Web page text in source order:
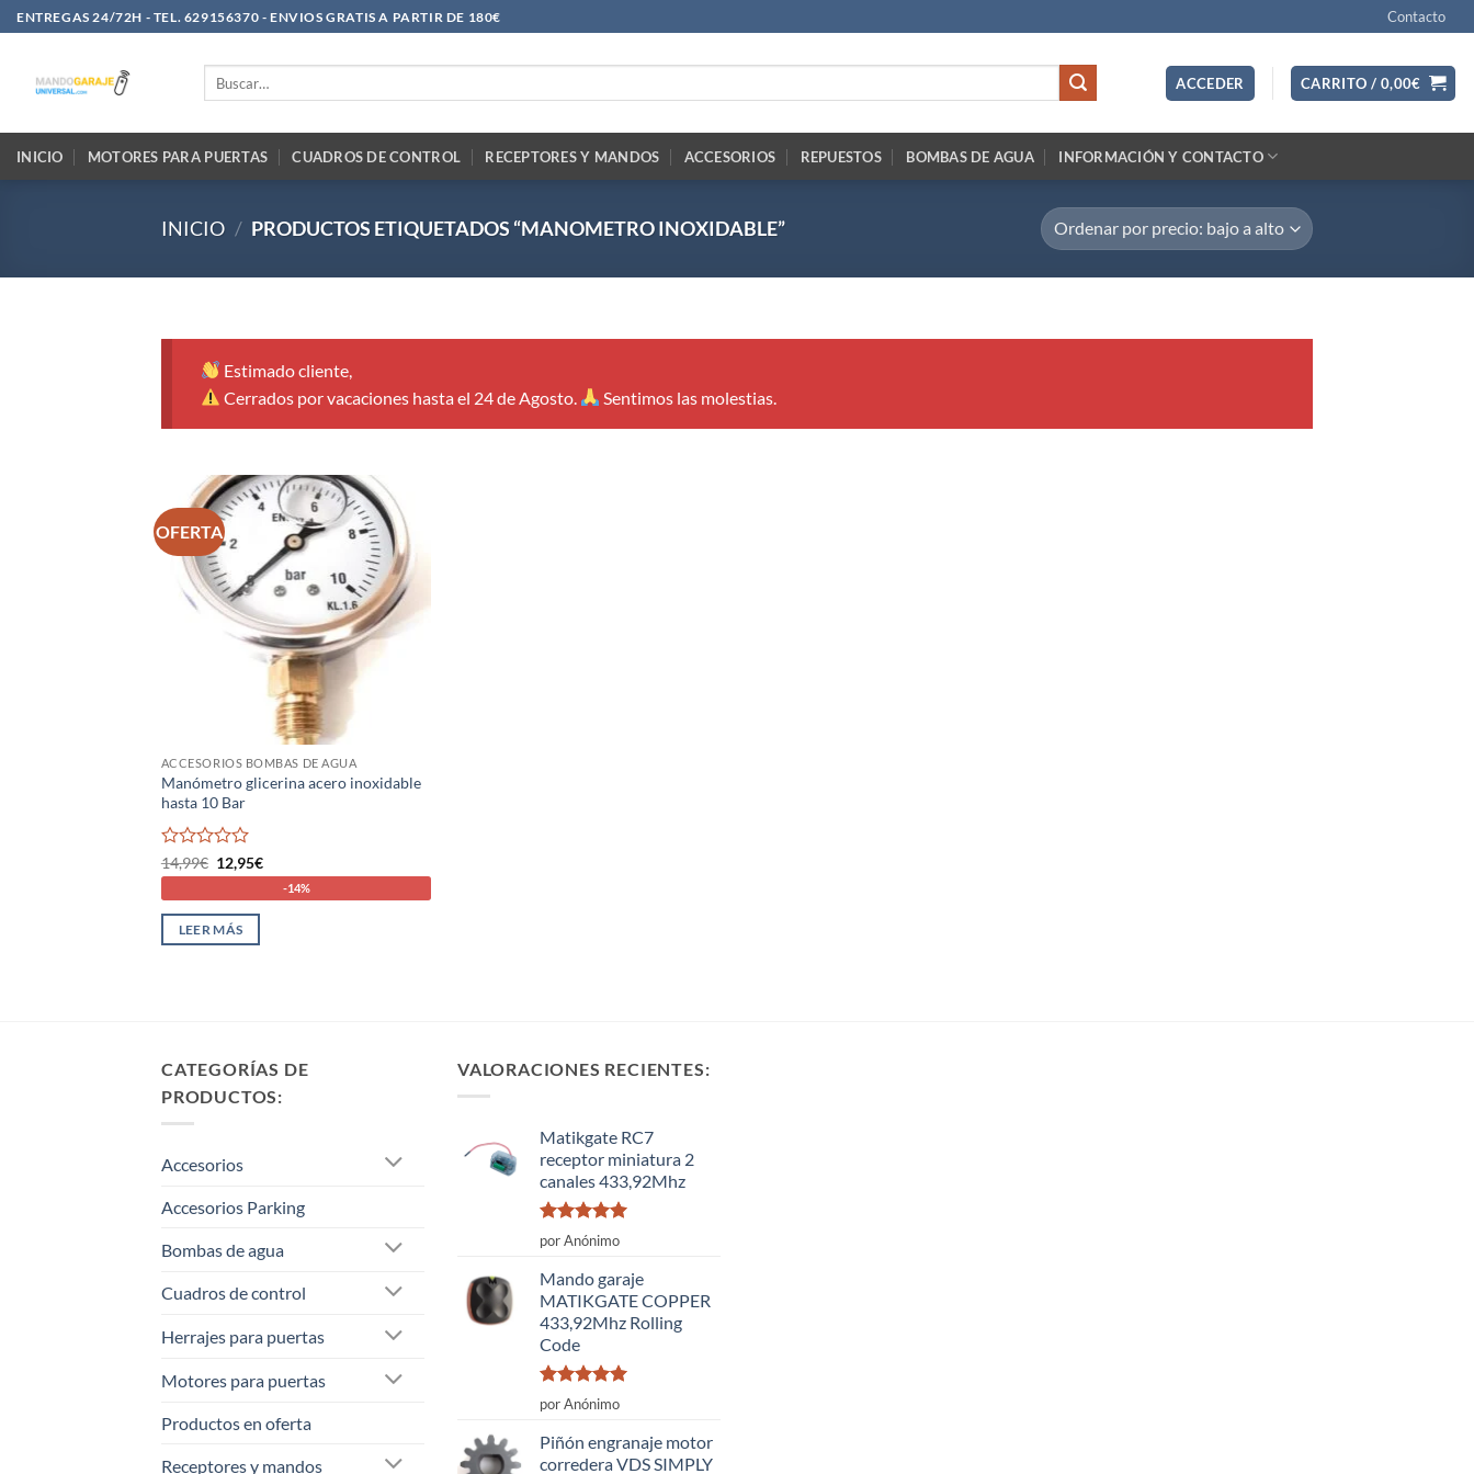
Saltar
al
ENTREGAS 24/72H - TEL. 629156370 - ENVIOS GRATIS A PARTIR DE 180€ Contacto
ACCEDER CARRITO / 0,00€
INICIO MOTORES PARA PUERTAS CUADROS DE CONTROL RECEPTORES Y MANDOS ACCESORIOS REPUESTOS BOMBAS DE AGUA INFORMACIÓN Y CONTACTO
INICIO / PRODUCTOS ETIQUETADOS “MANOMETRO INOXIDABLE”
Estimado cliente,
Cerrados por vacaciones hasta el 24 de Agosto.
Sentimos las molestias.
OFERTA
ACCESORIOS BOMBAS DE AGUA
Manómetro glicerina acero inoxidable
hasta 10 Bar
Valorado
con
0
de
14,99€ El
precio
14,99€.
12,95€El
precio
actual
-14%
LEER MÁS
CATEGORÍAS DE
PRODUCTOS:
Accesorios
Accesorios Parking
Bombas de agua
Cuadros de control
Herrajes para puertas
Motores para puertas
Productos en oferta
Receptores y mandos
VALORACIONES RECIENTES:
Matikgate RC7
receptor miniatura 2
canales 433,92Mhz
Valorado
con
por Anónimo
Mando garaje
MATIKGATE COPPER
433,92Mhz Rolling
Code
Valorado
con
por Anónimo
Piñón engranaje motor
corredera VDS SIMPLY